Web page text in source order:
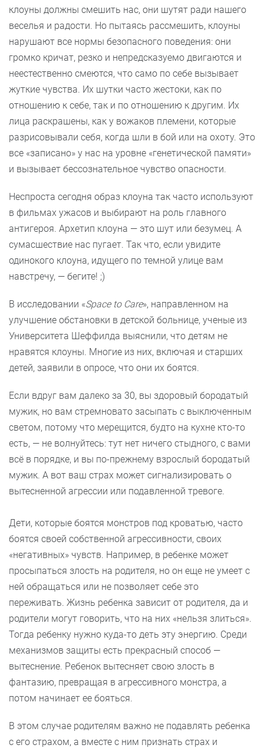
клоуны должны смешить нас, они шутят ради нашего
веселья и радости. Но пытаясь рассмешить, клоуны
нарушают все нормы безопасного поведения: они
громко кричат, резко и непредсказуемо двигаются и
неестественно смеются, что само по себе вызывает
жуткие чувства. Их шутки часто жестоки, как по
отношению к себе, так и по отношению к другим. Их
лица раскрашены, как у вожаков племени, которые
разрисовывали себя, когда шли в бой или на охоту. Это
все «записано» у нас на уровне «генетической памяти»
и вызывает бессознательное чувство опасности.
Неспроста сегодня образ клоуна так часто используют
в фильмах ужасов и выбирают на роль главного
антигероя. Архетип клоуна — это шут или безумец. А
сумасшествие нас пугает. Так что, если увидите
одинокого клоуна, идущего по темной улице вам
навстречу, — бегите! ;)
В исследовании «Space to Care», направленном на
улучшение обстановки в детской больнице, ученые из
Университета Шеффилда выяснили, что детям не
нравятся клоуны. Многие из них, включая и старших
детей, заявили в опросе, что они их боятся.
Если вдруг вам далеко за 30, вы здоровый бородатый
мужик, но вам стремновато засыпать с выключенным
светом, потому что мерещится, будто на кухне кто-то
есть, — не волнуйтесь: тут нет ничего стыдного, с вами
всё в порядке, и вы по-прежнему взрослый бородатый
мужик. А вот ваш страх может сигнализировать о
вытесненной агрессии или подавленной тревоге.
Дети, которые боятся монстров под кроватью, часто
боятся своей собственной агрессивности, своих
«негативных» чувств. Например, в ребенке может
просыпаться злость на родителя, но он еще не умеет с
ней обращаться или не позволяет себе это
переживать. Жизнь ребенка зависит от родителя, да и
родители могут говорить, что на них «нельзя злиться».
Тогда ребенку нужно куда-то деть эту энергию. Среди
механизмов защиты есть прекрасный способ —
вытеснение. Ребенок вытесняет свою злость в
фантазию, превращая в агрессивного монстра, а
потом начинает ее бояться.
В этом случае родителям важно не подавлять ребенка
с его страхом, а вместе с ним признать страх и